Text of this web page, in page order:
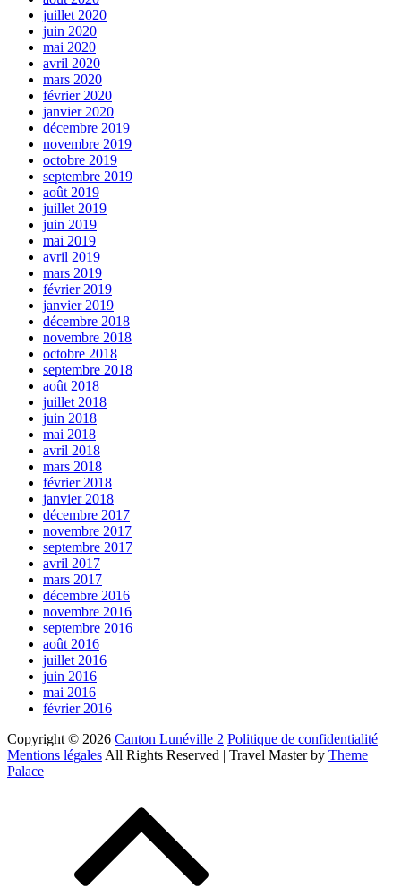
juillet 2020
juin 2020
mai 2020
avril 2020
mars 2020
février 2020
janvier 2020
décembre 2019
novembre 2019
octobre 2019
septembre 2019
août 2019
juillet 2019
juin 2019
mai 2019
avril 2019
mars 2019
février 2019
janvier 2019
décembre 2018
novembre 2018
octobre 2018
septembre 2018
août 2018
juillet 2018
juin 2018
mai 2018
avril 2018
mars 2018
février 2018
janvier 2018
décembre 2017
novembre 2017
septembre 2017
avril 2017
mars 2017
décembre 2016
novembre 2016
septembre 2016
août 2016
juillet 2016
juin 2016
mai 2016
février 2016
Copyright © 2026 Canton Lunéville 2 Politique de confidentialité
Mentions légales All Rights Reserved | Travel Master by Theme
Palace